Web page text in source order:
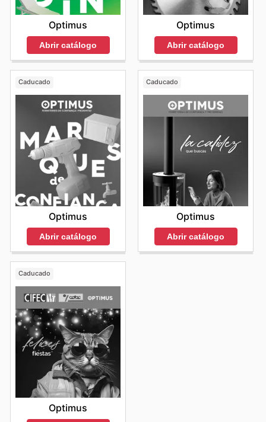
Optimus
Abrir catálogo
Optimus
Abrir catálogo
Caducado
Optimus
Abrir catálogo
Caducado
Optimus
Abrir catálogo
Caducado
Optimus